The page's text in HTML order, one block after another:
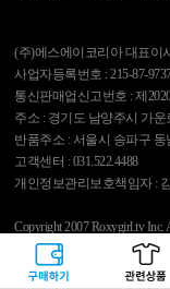
구매하기 관련상품
(주)에스에이코리아 대표이
사업자등록번호 : 215-87-
통신판매업신고번호 : 제
주소 : 경기도 남양주시 가운
반품주소 : 서울시 송파구 동
고객센터 : 031.522.4488
개인정보관리보호책임자 :
Copyright 2007 Roxygirl.tv Inc.
록시걸